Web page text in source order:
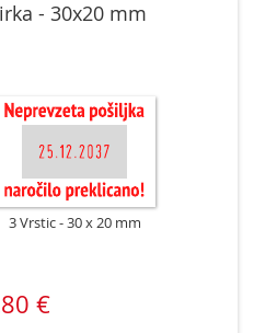
- 30x20 mm
3 Vrstic 30 x 20 mm
€